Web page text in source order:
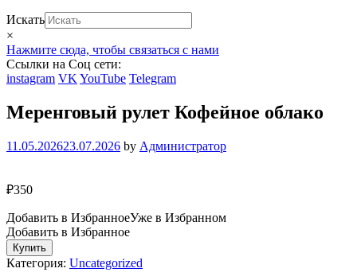
Искать
×
Нажмите сюда, чтобы связаться с нами
Ссылки на Соц сети:
instagram VK YouTube Telegram
Меренговый рулет Кофейное облако
11.05.202623.07.2026 by Администратор
₽350
Добавить в ИзбранноеУже в Избранном
Добавить в Избранное
Количество
Меренговый
Купить
Категория: Uncategorized